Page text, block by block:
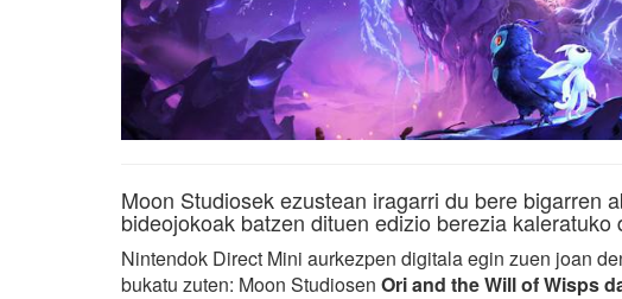
Moon Studiosek ezustean iragarri du bere bigarren
bideojokoak batzen dituen edizio berezia kaleratuko
Nintendok Direct Mini aurkezpen digitala egin zuen joan
bukatu zuten: Moon Studiosen Ori and the Will of Wisps